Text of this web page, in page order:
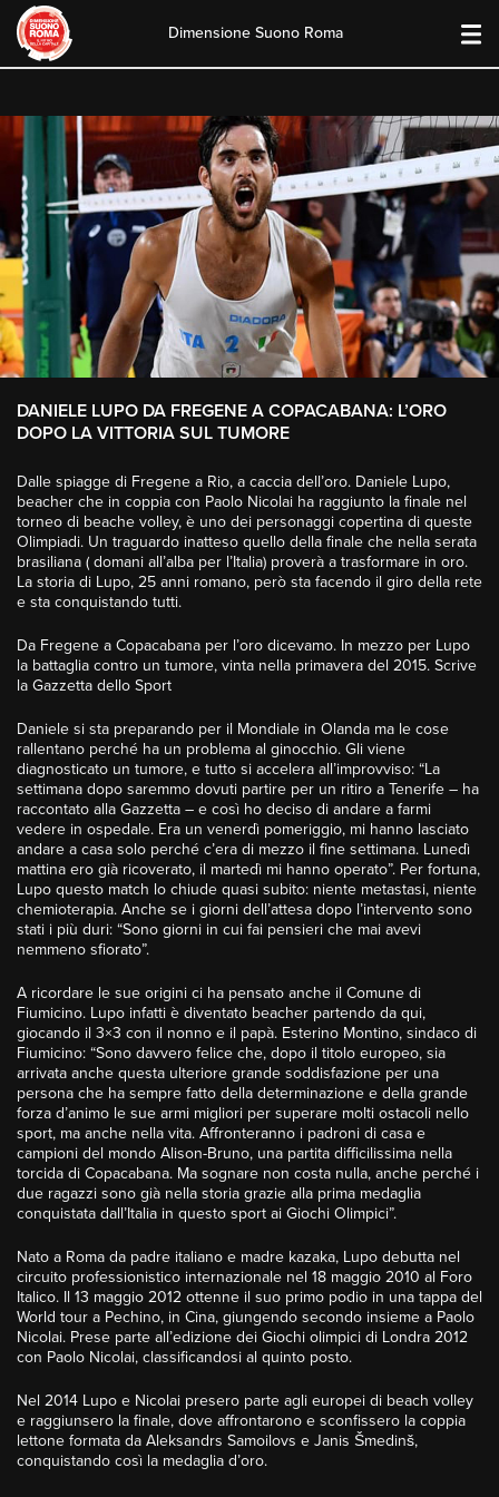
content
Dimensione Suono Roma
DANIELE LUPO DA FREGENE A COPACABANA: L’ORO
DOPO LA VITTORIA SUL TUMORE
Dalle spiagge di Fregene a Rio, a caccia dell’oro. Daniele Lupo,
beacher che in coppia con Paolo Nicolai ha raggiunto la finale nel
torneo di beache volley, è uno dei personaggi copertina di queste
Olimpiadi. Un traguardo inatteso quello della finale che nella serata
brasiliana ( domani all’alba per l’Italia) proverà a trasformare in oro.
La storia di Lupo, 25 anni romano, però sta facendo il giro della rete
e sta conquistando tutti.
Da Fregene a Copacabana per l’oro dicevamo. In mezzo per Lupo
la battaglia contro un tumore, vinta nella primavera del 2015. Scrive
la Gazzetta dello Sport
Daniele si sta preparando per il Mondiale in Olanda ma le cose
rallentano perché ha un problema al ginocchio. Gli viene
diagnosticato un tumore, e tutto si accelera all’improvviso: “La
settimana dopo saremmo dovuti partire per un ritiro a Tenerife – ha
raccontato alla Gazzetta – e così ho deciso di andare a farmi
vedere in ospedale. Era un venerdì pomeriggio, mi hanno lasciato
andare a casa solo perché c’era di mezzo il fine settimana. Lunedì
mattina ero già ricoverato, il martedì mi hanno operato”. Per fortuna,
Lupo questo match lo chiude quasi subito: niente metastasi, niente
chemioterapia. Anche se i giorni dell’attesa dopo l’intervento sono
stati i più duri: “Sono giorni in cui fai pensieri che mai avevi
nemmeno sfiorato”.
A ricordare le sue origini ci ha pensato anche il Comune di
Fiumicino. Lupo infatti è diventato beacher partendo da qui,
giocando il 3×3 con il nonno e il papà. Esterino Montino, sindaco di
Fiumicino: “Sono davvero felice che, dopo il titolo europeo, sia
arrivata anche questa ulteriore grande soddisfazione per una
persona che ha sempre fatto della determinazione e della grande
forza d’animo le sue armi migliori per superare molti ostacoli nello
sport, ma anche nella vita. Affronteranno i padroni di casa e
campioni del mondo Alison-Bruno, una partita difficilissima nella
torcida di Copacabana. Ma sognare non costa nulla, anche perché i
due ragazzi sono già nella storia grazie alla prima medaglia
conquistata dall’Italia in questo sport ai Giochi Olimpici”.
Nato a Roma da padre italiano e madre kazaka, Lupo debutta nel
circuito professionistico internazionale nel 18 maggio 2010 al Foro
Italico. Il 13 maggio 2012 ottenne il suo primo podio in una tappa del
World tour a Pechino, in Cina, giungendo secondo insieme a Paolo
Nicolai. Prese parte all’edizione dei Giochi olimpici di Londra 2012
con Paolo Nicolai, classificandosi al quinto posto.
Nel 2014 Lupo e Nicolai presero parte agli europei di beach volley
e raggiunsero la finale, dove affrontarono e sconfissero la coppia
lettone formata da Aleksandrs Samoilovs e Janis Šmedinš,
conquistando così la medaglia d’oro.